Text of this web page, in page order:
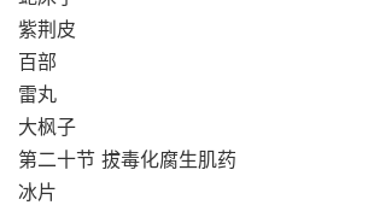
紫荆皮
百部
雷丸
大枫子
第二十节 拔毒化腐生肌药
冰片